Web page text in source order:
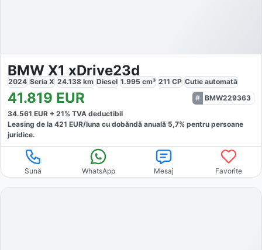
BMW X1 xDrive23d
2024 Seria X 24.138 km Diesel 1.995 cm³ 211 CP Cutie automată
41.819 EUR
BMW229363
34.561 EUR + 21% TVA deductibil
Leasing de la 421 EUR/luna cu dobăndă anuală 5,7% pentru persoane
juridice.
Sună WhatsApp Mesaj Favorite